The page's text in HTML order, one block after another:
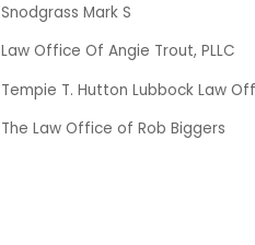
Snodgrass Mark S
Law Office Of Angie Trout, PLLC
Tempie T. Hutton Lubbock Law
The Law Office of Rob Biggers